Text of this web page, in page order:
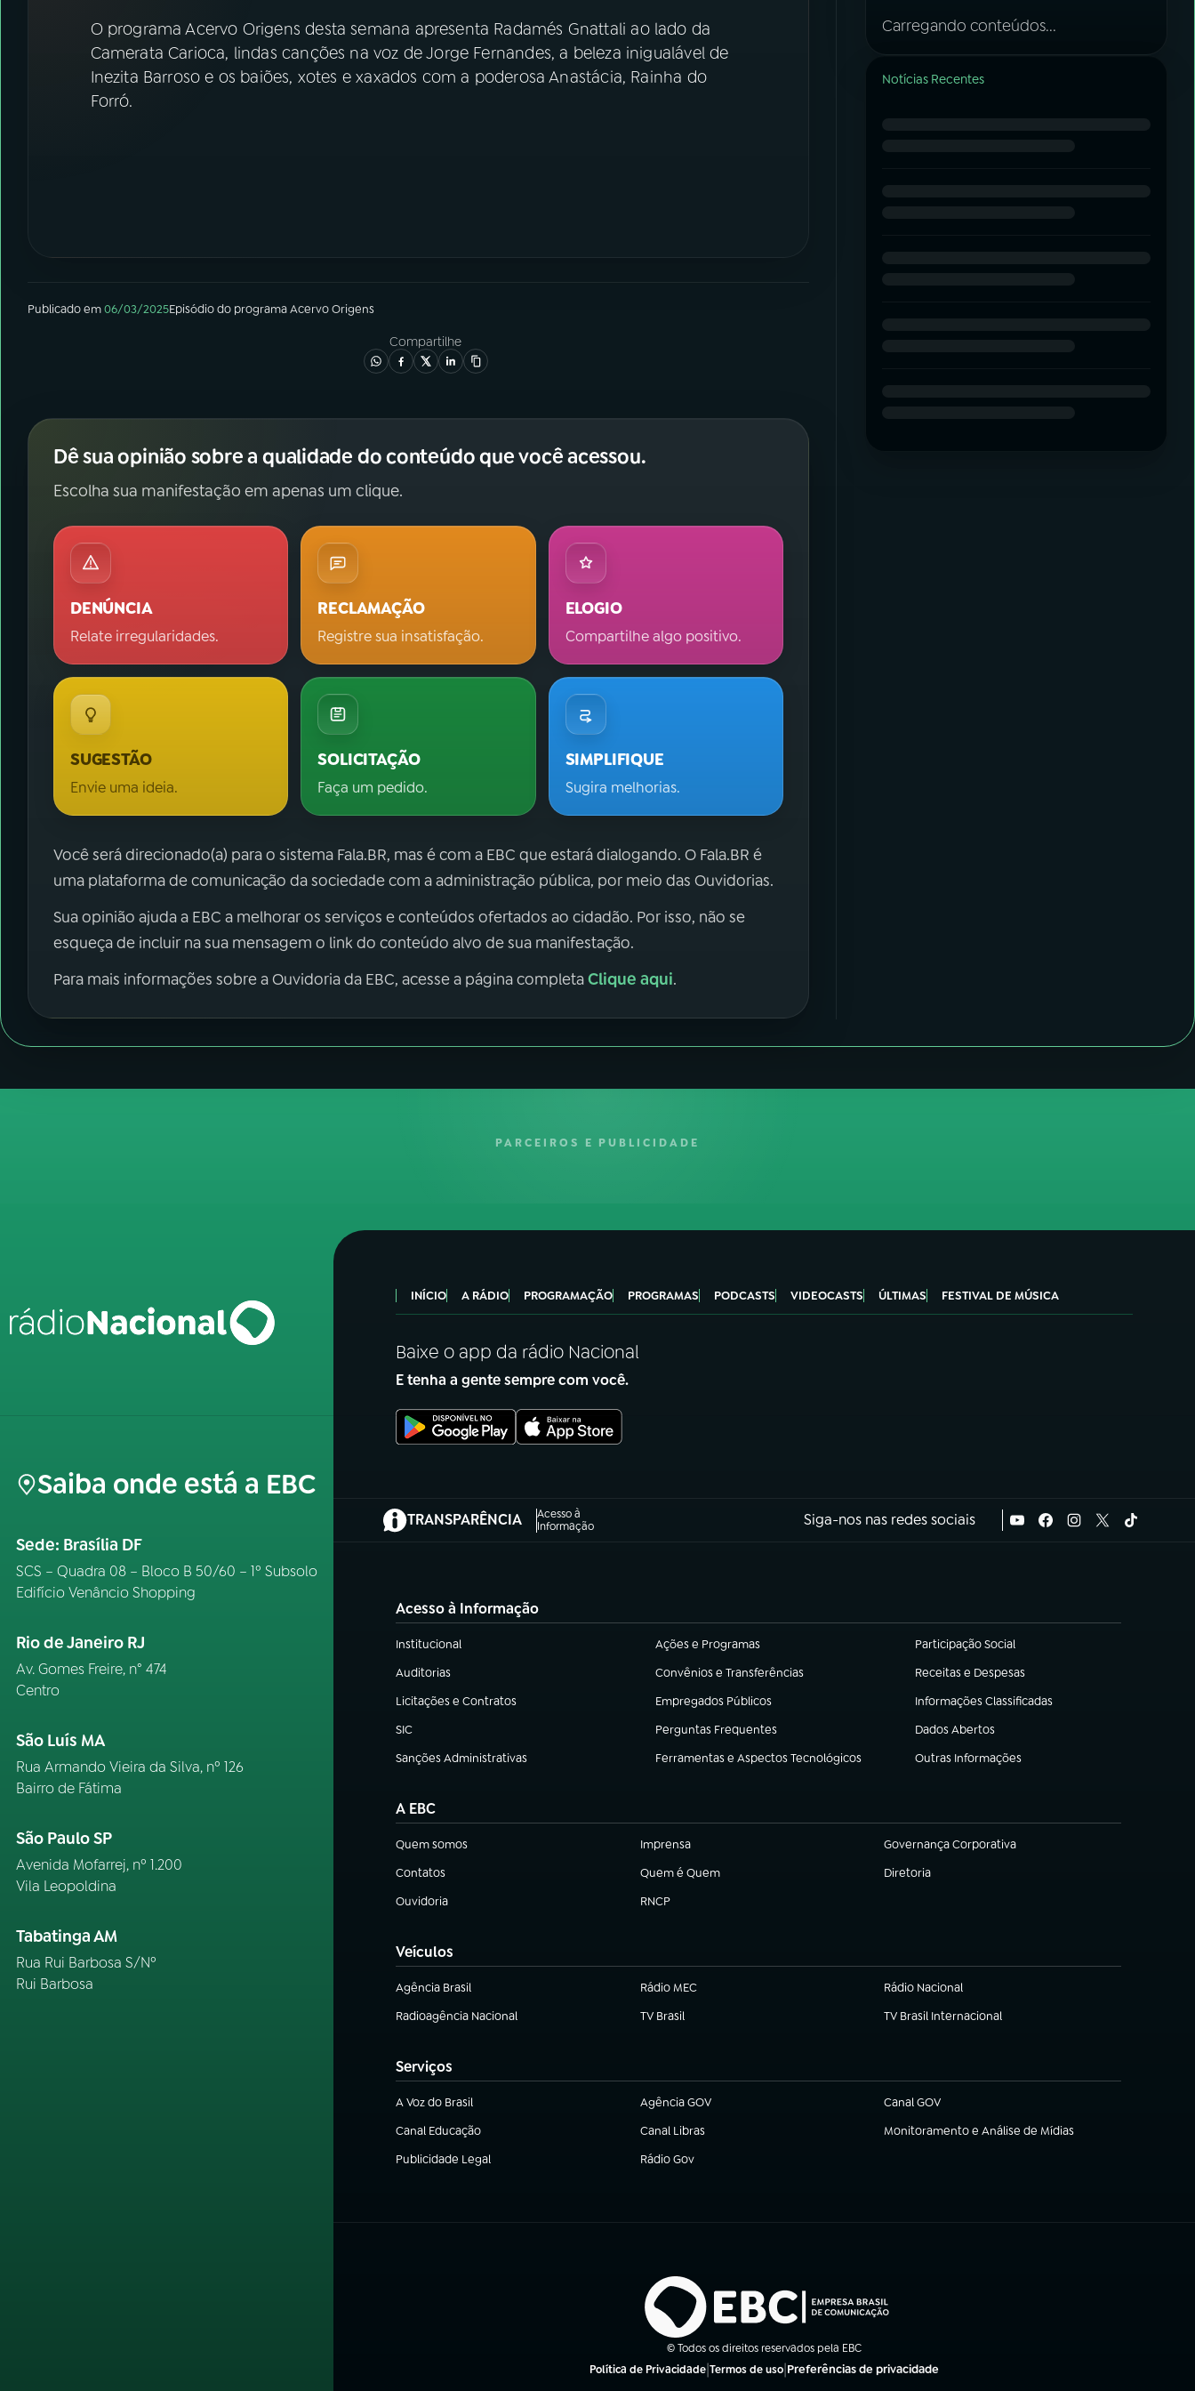
FESTIVAL DE MÚSICA
O programa Acervo Origens desta semana apresenta Radamés Gnattali ao lado da
Camerata Carioca, lindas canções na voz de Jorge Fernandes, a beleza inigualável de
Inezita Barroso e os baiões, xotes e xaxados com a poderosa Anastácia, Rainha do
Forró.
Publicado em06/03/2025Episódiodo programaAcervo Origens
Compartilhe
Dê sua opinião sobre a qualidade do conteúdo que você acessou.
Escolha sua manifestação em apenas um clique.
DENÚNCIA
Relate irregularidades.
RECLAMAÇÃO
Registre sua insatisfação.
ELOGIO
Compartilhe algo positivo.
SUGESTÃO
Envie uma ideia.
SOLICITAÇÃO
Faça um pedido.
SIMPLIFIQUE
Sugira melhorias.
Você será direcionado(a) para o sistema Fala.BR, mas é com a EBC que estará dialogando. O Fala.BR é
uma plataforma de comunicação da sociedade com a administração pública, por meio das Ouvidorias.
Sua opinião ajuda a EBC a melhorar os serviços e conteúdos ofertados ao cidadão. Por isso, não se
esqueça de incluir na sua mensagem o link do conteúdo alvo de sua manifestação.
Para mais informações sobre a Ouvidoria da EBC, acesse a página completaClique aqui.
Carregando conteúdos...
Notícias Recentes
PARCEIROS E PUBLICIDADE
Saiba onde está a EBC
Sede: Brasília DF
SCS – Quadra 08 – Bloco B 50/60 – 1º Subsolo
Edifício Venâncio Shopping
Rio de Janeiro RJ
Av. Gomes Freire, n° 474
Centro
São Luís MA
Rua Armando Vieira da Silva, nº 126
Bairro de Fátima
São Paulo SP
Avenida Mofarrej, nº 1.200
Vila Leopoldina
Tabatinga AM
Rua Rui Barbosa S/Nº
Rui Barbosa
INÍCIO A RÁDIO PROGRAMAÇÃO PROGRAMAS PODCASTS VIDEOCASTS ÚLTIMAS FESTIVAL DE MÚSICA
Baixe o app da rádio Nacional
E tenha a gente sempre com você.
TRANSPARÊNCIA
Acesso à
Informação
(abre em nova aba) Siga-nos nas redes sociais
Acesso à Informação
Institucional
(abre em nova aba) Ações e Programas
(abre em nova aba) Participação Social
(abre em nova aba)
Auditorias
(abre em nova aba) Convênios e Transferências
(abre em nova aba) Receitas e Despesas
(abre em nova aba)
Licitações e Contratos
(abre em nova aba) Empregados Públicos
(abre em nova aba) Informações Classificadas
(abre em nova aba)
SIC
(abre em nova aba) Perguntas Frequentes
(abre em nova aba) Dados Abertos
(abre em nova aba)
Sanções Administrativas
(abre em nova aba) Ferramentas e Aspectos Tecnológicos
(abre em nova aba) Outras Informações
(abre em nova aba)
A EBC
Quem somos
(abre em nova aba) Imprensa
(abre em nova aba) Governança Corporativa
(abre em nova aba)
Contatos
(abre em nova aba) Quem é Quem
(abre em nova aba) Diretoria
(abre em nova aba)
Ouvidoria
(abre em nova aba) RNCP
(abre em nova aba)
Veículos
Agência Brasil
(abre em nova aba) Rádio MEC
(abre em nova aba)
Rádio Nacional
Radioagência Nacional
(abre em nova aba) TV Brasil
(abre em nova aba) TV Brasil Internacional
(abre em nova aba)
Serviços
A Voz do Brasil
(abre em nova aba) Agência GOV
(abre em nova aba) Canal GOV
(abre em nova aba)
Canal Educação
(abre em nova aba) Canal Libras
(abre em nova aba) Monitoramento e Análise de Mídias
(abre em nova aba)
Publicidade Legal
(abre em nova aba) Rádio Gov
(abre em nova aba)
© Todos os direitos reservados pela EBC
Política de Privacidade|Termos de uso
(abre em nova aba)
|Preferências de privacidade